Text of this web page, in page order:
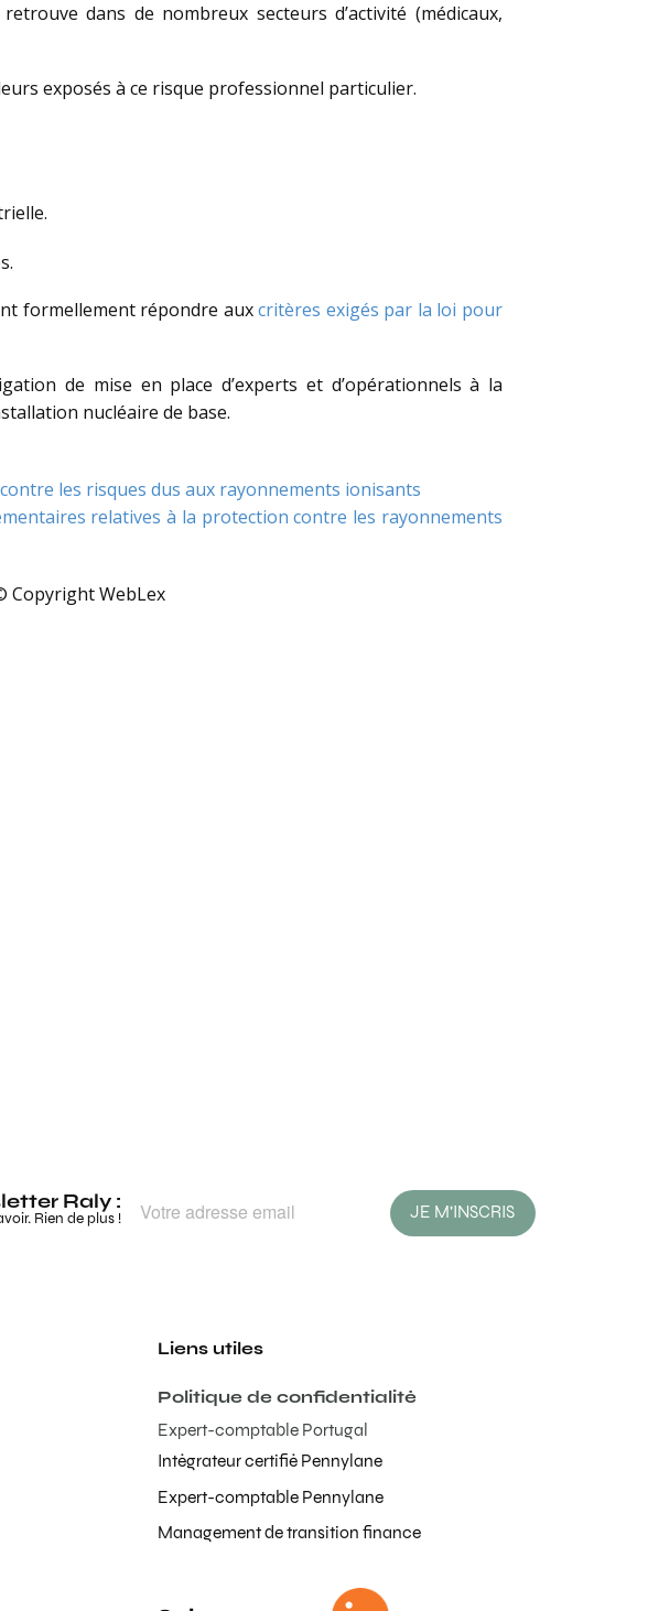
dans de nombreux secteurs d’activité (médicaux,
exposés à ce risque professionnel particulier.
formellement répondre auxcritères exigés par la loi pour
de mise en place d’experts et d’opérationnels à la
nucléaire de base.
les risques dus aux rayonnements ionisants
relatives à la protection contre les rayonnements
Copyright WebLex
Raly :
Rien de plus ! JE M'INSCRIS
Liens utiles
Politique de confidentialité
Expert-comptable Portugal
Intégrateur certifié Pennylane
Expert-comptable Pennylane
Management de transition finance